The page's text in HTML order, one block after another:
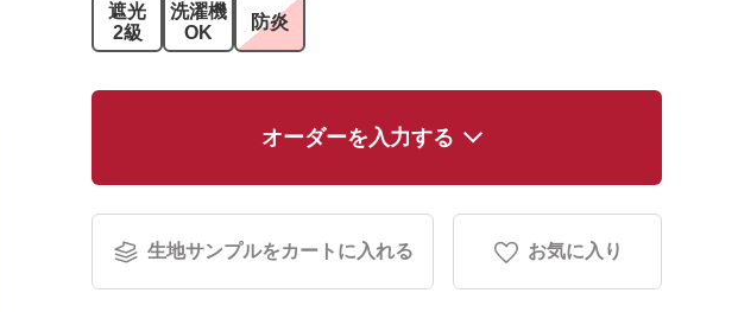
遮光
2級
洗濯機
OK
防炎
オーダーを入力する
生地サンプルをカートに入れる お気に入り